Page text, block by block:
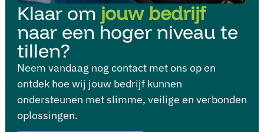
Klaar om jouw bedrijf
naar een hoger niveau te
tillen?
Neem vandaag nog contact met ons op en
ontdek hoe wij jouw bedrijf kunnen
ondersteunen met slimme, veilige en verbonden
oplossingen.